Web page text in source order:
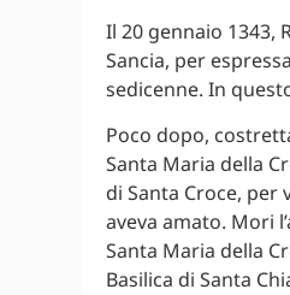
Il 20 gennaio 1343,
Sancia, per
sedicenne. In
Poco dopo,
Santa Maria della
di Santa Croce,
aveva amato. Mori
Santa Maria della
Basilica di Santa